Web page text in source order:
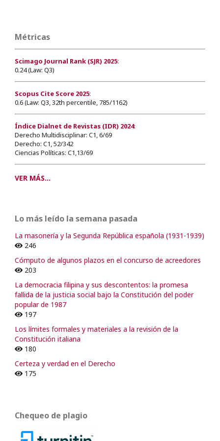
Métricas
Scimago Journal Rank (SJR) 2025:
0.24 (Law: Q3)
Scopus Cite Score 2025:
0.6 (Law: Q3, 32th percentile, 785/1162)
Índice Dialnet de Revistas (IDR) 2024:
Derecho Multidisciplinar: C1, 6/69
Derecho: C1, 52/342
Ciencias Políticas: C1,13/69
VER MÁS...
Lo más leído la semana pasada
La masonería y la Segunda República española (1931-1939)
246
Cómputo de algunos plazos en el concurso de acreedores
203
La democracia filipina y sus descontentos: la promesa
fallida de la justicia social bajo la Constitución del poder
popular de 1987
197
Los límites formales y materiales a la revisión de la
Constitución italiana
180
Certeza y verdad en el Derecho
175
Chequeo de plagio